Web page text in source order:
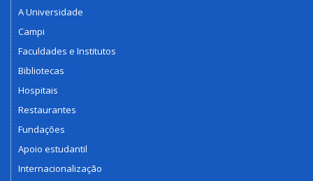
A Universidade
Campi
Faculdades e Institutos
Bibliotecas
Hospitais
Restaurantes
Fundações
Apoio estudantil
Internacionalização